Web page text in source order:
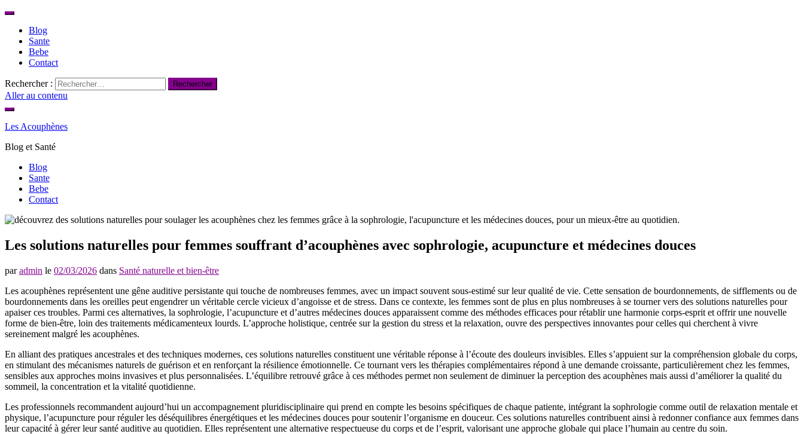
Blog
Sante
Bebe
Contact
Rechercher :
Aller au contenu
Les Acouphènes
Blog et Santé
Blog
Sante
Bebe
Contact
Les solutions naturelles pour femmes souffrant d’acouphènes avec sophrologie, acupuncture et médecines douces
paradmin le 02/03/2026 dans Santé naturelle et bien-être
Les acouphènes représentent une gêne auditive persistante qui touche de nombreuses femmes, avec un impact souvent sous-estimé sur leur qualité de vie. Cette sensation de bourdonnements, de sifflements ou de
bourdonnements dans les oreilles peut engendrer un véritable cercle vicieux d’angoisse et de stress. Dans ce contexte, les femmes sont de plus en plus nombreuses à se tourner vers des solutions naturelles pour
apaiser ces troubles. Parmi ces alternatives, la sophrologie, l’acupuncture et d’autres médecines douces apparaissent comme des méthodes efficaces pour rétablir une harmonie corps-esprit et offrir une nouvelle
forme de bien-être, loin des traitements médicamenteux lourds. L’approche holistique, centrée sur la gestion du stress et la relaxation, ouvre des perspectives innovantes pour celles qui cherchent à vivre
sereinement malgré les acouphènes.
En alliant des pratiques ancestrales et des techniques modernes, ces solutions naturelles constituent une véritable réponse à l’écoute des douleurs invisibles. Elles s’appuient sur la compréhension globale du corps,
en stimulant des mécanismes naturels de guérison et en renforçant la résilience émotionnelle. Ce tournant vers les thérapies complémentaires répond à une demande croissante, particulièrement chez les femmes,
sensibles aux approches moins invasives et plus personnalisées. L’équilibre retrouvé grâce à ces méthodes permet non seulement de diminuer la perception des acouphènes mais aussi d’améliorer la qualité du
sommeil, la concentration et la vitalité quotidienne.
Les professionnels recommandent aujourd’hui un accompagnement pluridisciplinaire qui prend en compte les besoins spécifiques de chaque patiente, intégrant la sophrologie comme outil de relaxation mentale et
physique, l’acupuncture pour réguler les déséquilibres énergétiques et les médecines douces pour soutenir l’organisme en douceur. Ces solutions naturelles contribuent ainsi à redonner confiance aux femmes dans
leur capacité à gérer leur santé auditive au quotidien. Elles représentent une alternative respectueuse du corps et de l’esprit, valorisant une approche globale qui place l’humain au centre du soin.